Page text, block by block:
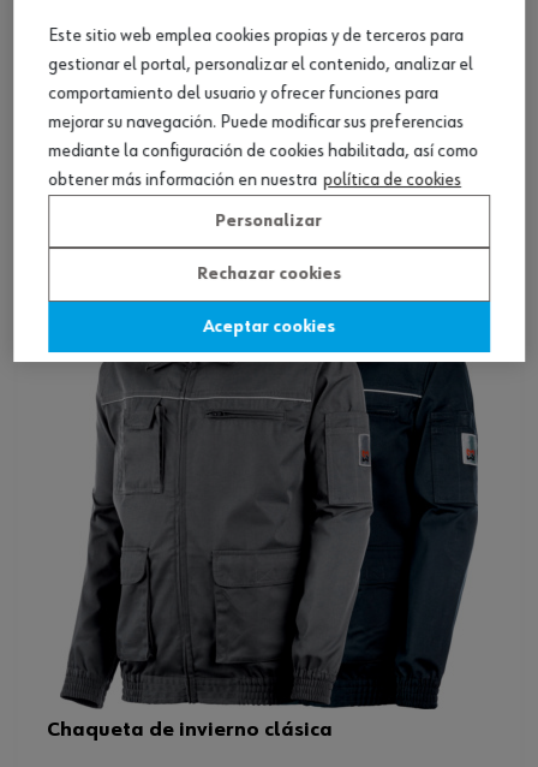
Chaqueta Nordic Winter
Ver producto
Chaqueta de invierno clásica
Este sitio web emplea cookies propias y de terceros para
gestionar el portal, personalizar el contenido, analizar el
comportamiento del usuario y ofrecer funciones para
mejorar su navegación. Puede modificar sus preferencias
mediante la configuración de cookies habilitada, así como
obtener más información en nuestra política de cookies
Personalizar
Rechazar cookies
Aceptar cookies